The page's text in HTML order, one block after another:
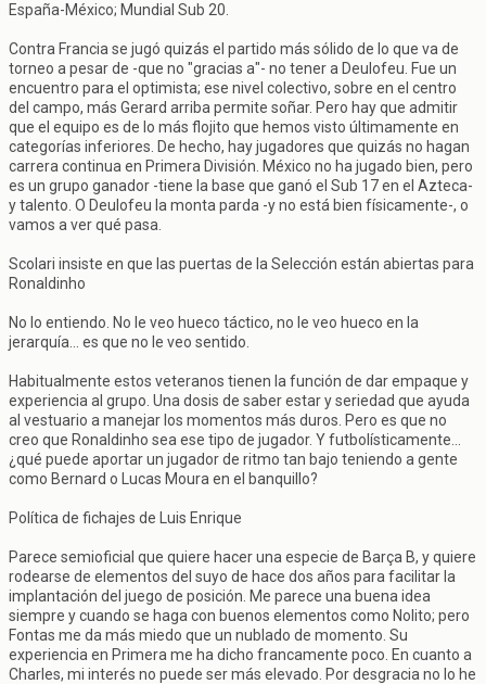
España-México; Mundial Sub 20.
Contra Francia se jugó quizás el partido más sólido de lo que va de
torneo a pesar de -que no "gracias a"- no tener a Deulofeu. Fue un
encuentro para el optimista; ese nivel colectivo, sobre en el centro
del campo, más Gerard arriba permite soñar. Pero hay que admitir
que el equipo es de lo más flojito que hemos visto últimamente en
categorías inferiores. De hecho, hay jugadores que quizás no hagan
carrera continua en Primera División. México no ha jugado bien, pero
es un grupo ganador -tiene la base que ganó el Sub 17 en el Azteca-
y talento. O Deulofeu la monta parda -y no está bien físicamente-, o
vamos a ver qué pasa.
Scolari insiste en que las puertas de la Selección están abiertas para
Ronaldinho
No lo entiendo. No le veo hueco táctico, no le veo hueco en la
jerarquía... es que no le veo sentido.
Habitualmente estos veteranos tienen la función de dar empaque y
experiencia al grupo. Una dosis de saber estar y seriedad que ayuda
al vestuario a manejar los momentos más duros. Pero es que no
creo que Ronaldinho sea ese tipo de jugador. Y futbolísticamente...
¿qué puede aportar un jugador de ritmo tan bajo teniendo a gente
como Bernard o Lucas Moura en el banquillo?
Política de fichajes de Luis Enrique
Parece semioficial que quiere hacer una especie de Barça B, y quiere
rodearse de elementos del suyo de hace dos años para facilitar la
implantación del juego de posición. Me parece una buena idea
siempre y cuando se haga con buenos elementos como Nolito; pero
Fontas me da más miedo que un nublado de momento. Su
experiencia en Primera me ha dicho francamente poco. En cuanto a
Charles, mi interés no puede ser más elevado. Por desgracia no lo he